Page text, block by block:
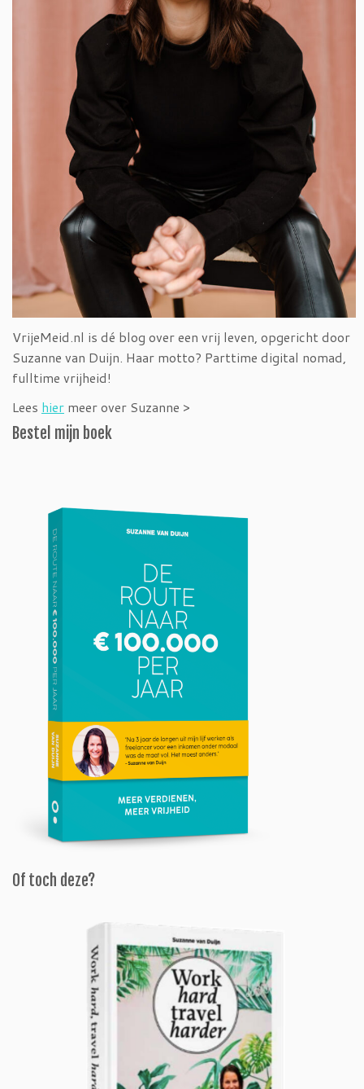
VrijeMeid.nl is dé blog over een vrij leven, opgericht door
Suzanne van Duijn. Haar motto? Parttime digital nomad,
fulltime vrijheid!
Lees hier meer over Suzanne >
Bestel mijn boek
Of toch deze?